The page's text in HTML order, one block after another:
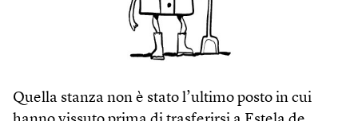
Quella stanza non è stato l’ultimo posto in cui